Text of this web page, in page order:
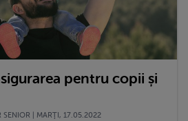
pentru copii și
SENIOR | MARŢI, 17.05.2022